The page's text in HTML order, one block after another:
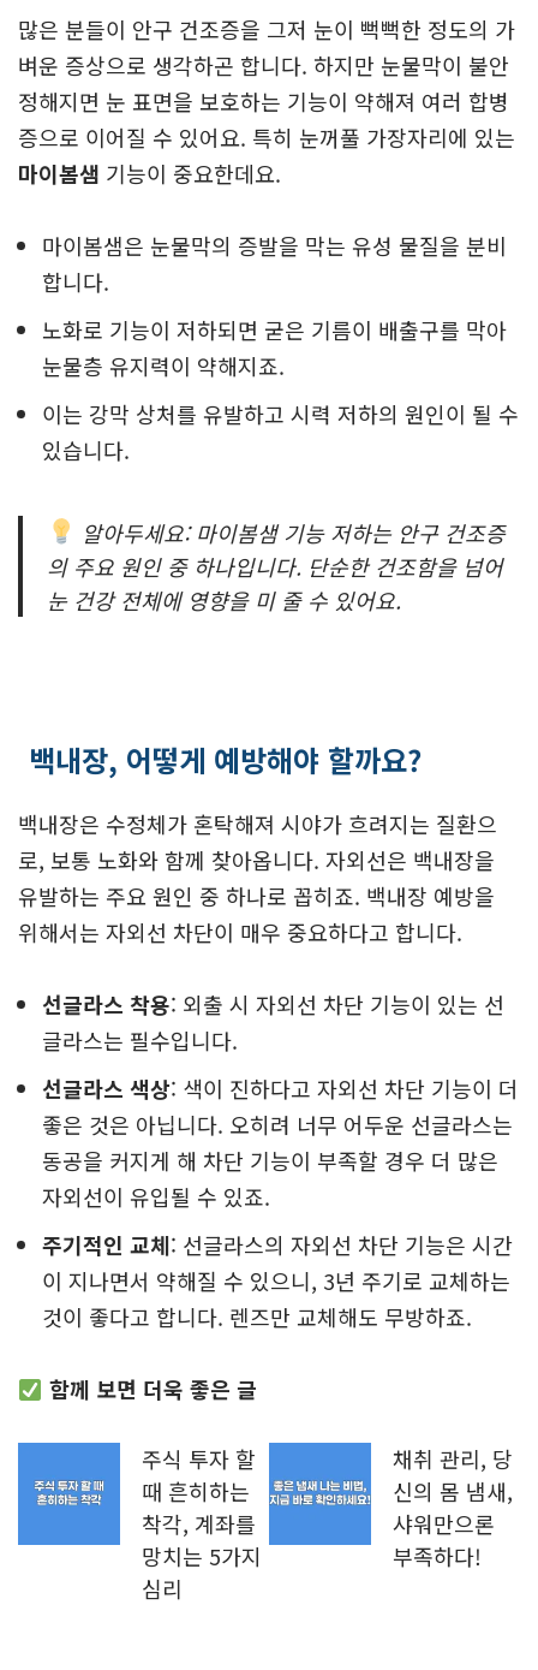
많은 분들이 안구 건조증을 그저 눈이 뻑뻑한 정도의 가
벼운 증상으로 생각하곤 합니다. 하지만 눈물막이 불안
정해지면 눈 표면을 보호하는 기능이 약해져 여러 합병
증으로 이어질 수 있어요. 특히 눈꺼풀 가장자리에 있는
마이봄샘 기능이 중요한데요.
마이봄샘은 눈물막의 증발을 막는 유성 물질을 분비
합니다.
노화로 기능이 저하되면 굳은 기름이 배출구를 막아
눈물층 유지력이 약해지죠.
이는 강막 상처를 유발하고 시력 저하의 원인이 될 수
있습니다.
알아두세요: 마이봄샘 기능 저하는 안구 건조증
의 주요 원인 중 하나입니다. 단순한 건조함을 넘어
눈 건강 전체에 영향을 미 줄 수 있어요.
백내장, 어떻게 예방해야 할까요?
백내장은 수정체가 혼탁해져 시야가 흐려지는 질환으
로, 보통 노화와 함께 찾아옵니다. 자외선은 백내장을
유발하는 주요 원인 중 하나로 꼽히죠. 백내장 예방을
위해서는 자외선 차단이 매우 중요하다고 합니다.
선글라스 착용: 외출 시 자외선 차단 기능이 있는 선
글라스는 필수입니다.
선글라스 색상: 색이 진하다고 자외선 차단 기능이 더
좋은 것은 아닙니다. 오히려 너무 어두운 선글라스는
동공을 커지게 해 차단 기능이 부족할 경우 더 많은
자외선이 유입될 수 있죠.
주기적인 교체: 선글라스의 자외선 차단 기능은 시간
이 지나면서 약해질 수 있으니, 3년 주기로 교체하는
것이 좋다고 합니다. 렌즈만 교체해도 무방하죠.
함께 보면 더욱 좋은 글
주식 투자 할
때 흔히하는
착각, 계좌를
망치는 5가지
심리
채취 관리, 당
신의 몸 냄새,
샤워만으론
부족하다!